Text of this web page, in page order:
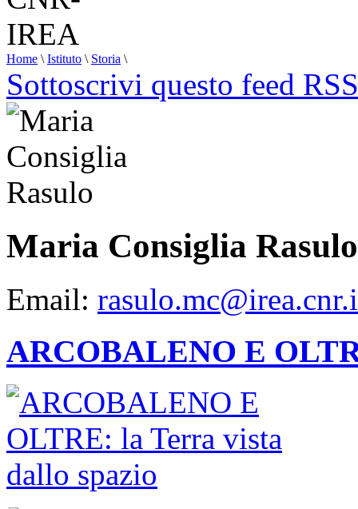
Home \ Istituto \ Storia \
Sottoscrivi questo feed RSS
Maria Consiglia Rasulo
Email:
ARCOBALENO E